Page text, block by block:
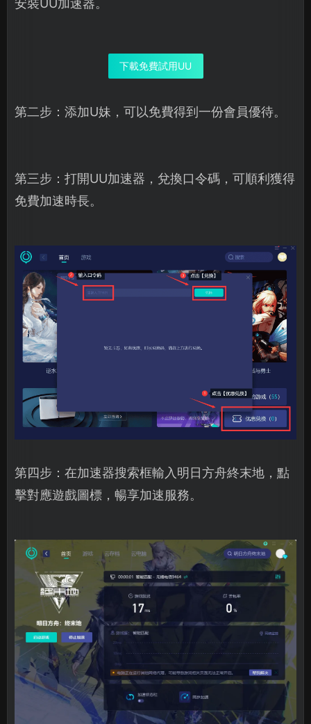
安裝UU加速器。
下載免費試用UU
第二步：添加U妹，可以免費得到一份會員優待。
第三步：打開UU加速器，兌換口令碼，可順利獲得
免費加速時長。
第四步：在加速器搜索框輸入明日方舟終末地，點
擊對應遊戲圖標，暢享加速服務。